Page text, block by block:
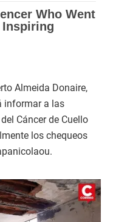
Almeida Donaire,
informar a las
Cáncer de Cuello
los chequeos